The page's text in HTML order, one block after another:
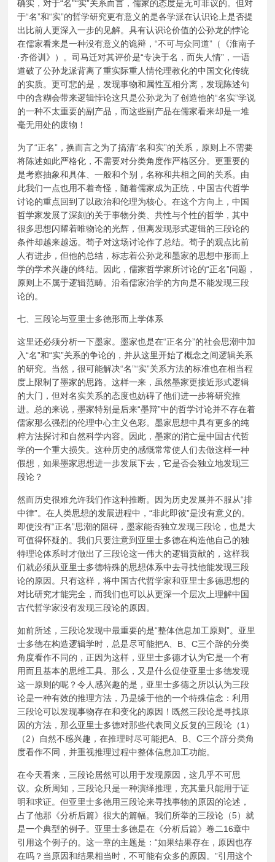
确实，对于“名”“实”关系而言，儒家的态度是无可非议的。但对
于“名”和“实”的哲学研究更有意义的是各学派在认识论上是否提
出比前人更深入一步的见解。具有认识论价值的公孙龙的悖论
在儒家看来是一种没有意义的诡辩，“不可与众同道”（《淮南子
·齐俗训》）。司马迁对其评价是“专决于名，而失人情”，一语
道破了公孙龙派背离了重实际重人情伦理教化的中国文化传统
的实质。更可悲的是，发现事物和属性互相分离，发现陈述句
中的含糊会带来逻辑悖论这只是公孙龙为了创造他的“名实”学说
的一种不太重要的副产品，而这些副产品在儒家看来却是一堆
毫无用处的废物！
为了“正名”，换而言之为了搞清“名和实”的关系，原则上不需要
将陈述如此严格化，不需要对分类角度作严格区分。更重要的
是考察抽象和具体、一般和个别，名称和共相之间的关系。由
此我们一点也用不着奇怪，随着儒家成为正统，中国古代哲学
讨论的重点回到了以政治和伦理为核心。在这个方向上，中国
哲学家发展了深刻的关于事物分类、共性与个性的哲学，其中
很多思想闪耀着唯物论的光辉，但离发现形式逻辑的三段论的
条件却越来越远。荀子对这场讨论作了总结。荀子的观点比前
人有进步，但他的总结，标志着公孙龙和墨家的思想中形而上
学的学术兴趣的终结。因此，儒家哲学家所讨论的“正名”问题，
原则上不属于逻辑范畴。沿着儒家治学的方向是不能发现三段
论的。
七、三段论与亚里士多德形而上学体系
这里还必须分析一下墨家。墨家也是在“正名分”的社会思潮中加
入“名”和“实”关系的争论的，并从这里开始了概念之间逻辑关系
的研究。当然，很可能解决“名”“实”关系方法的标准也在相当程
度上限制了墨家的思路。这样一来，虽然墨家更接近形式逻辑
的大门，但对名实关系的态度也妨碍了他们进一步将研究推
进。总的来说，墨家特别是后来“墨辩”中的哲学讨论并不存在着
儒家那么强烈的伦理中心主义色彩。墨家思想中具有更多的纯
粹方法探讨和自然科学内容。因此，墨家的消亡是中国古代哲
学的一个重大损失。这种历史的感慨常常使人们去做这样一种
假想，如果墨家思想进一步发展下去，它是否会独立地发现三
段论？
然而历史很难允许我们作这种推断。因为历史发展并不服从“排
中律”。在人类思想的发展进程中，“非此即彼”是没有意义的。
即使没有“正名”思潮的阻碍，墨家能否独立发现三段论，也是大
可值得怀疑的。我们只要注意到亚里士多德在构造他自己的独
特理论体系时才做出了三段论这一伟大的逻辑贡献的，这样我
们就必须从亚里士多德特殊的思想体系中去寻找他能发现三段
论的原因。只有这样，将中国古代哲学家和亚里士多德思想的
对比研究才能完全，而我们也可以从更深一个层次上理解中国
古代哲学家没有发现三段论的原因。
如前所述，三段论发现中最重要的是“整体信息加工原则”。亚里
士多德在构造逻辑学时，总是尽可能把A、B、C三个辞的分类
角度看作不同的，正因为这样，亚里士多德才认为它是一个有
用而且基本的思维工具。那么，又是什么促使亚里士多德发现
这一原则的呢？令人感兴趣的是，亚里士多德之所以认为三段
论是一种有效的推理方法，乃是缘于他的一个特殊信念：利用
三段论可以发现事物存在和变化的原因！既然三段论是寻找原
因的方法，那么亚里士多德对那些代表同义反复的三段论（1）
（2）自然不感兴趣，在推理时尽可能把A、B、C三个辞分类角
度看作不同，并重视推理过程中整体信息加工功能。
在今天看来，三段论居然可以用于发现原因，这几乎不可思
议。众所周知，三段论只是一种演绎推理，充其量只能用于证
明和求证。但亚里士多德用三段论来寻找事物的原因的论述，
占了他那《分析后篇》很大的篇幅。我们所举的三段论（5）就
是一个典型的例子。亚里士多德是在《分析后篇》卷二16章中
引用这个例子的。这一章的主题是：“如果结果存在，原因也存
在吗？当原因和结果相当时，不可能有众多的原因。”引用这个